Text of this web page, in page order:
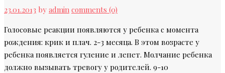
23.01.2013 by admin comments (0)
Голосовые реакции появляются у ребенка с момента
рождения: крик и плач. 2-3 месяца. В этом возрасте у
ребенка появляется гуление и лепет. Молчание ребенка
должно вызывать тревогу у родителей. 9-10